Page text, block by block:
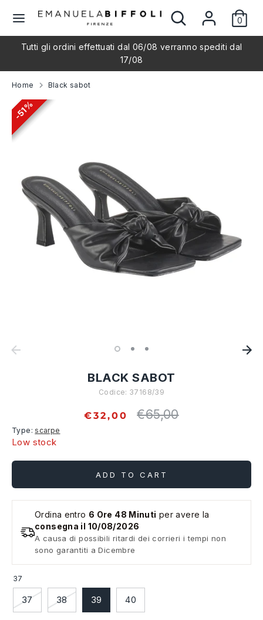
Search
Search
store
0
L
a
n
g
u
g
our
store
Tutti gli ordini effettuati dal 06/08 verranno spediti dal
17/08
Home Black sabot
51%
51%
51%
51%
BLACK SABOT
Codice: 37168/39
€32,00
Regular
€65,00
Type:scarpe
Low stock
ADD TO CART
Ordina entro 6 Ore 48 Minuti per avere la
consegna il 10/08/2026
A causa di possibili ritardi dei corrieri i tempi non
sono garantiti a Dicembre
37
37 38 39 40